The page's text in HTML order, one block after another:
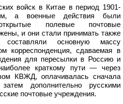
войск в Китае в период 1901-
а военные действия были
полевые почтовые
и они стали принимать также
основную массу
корреспонденция, сдаваемая в
для пересылки в Россию и
краткому пути — через
КВЖД, оплачивалась сначала
дополнительно русскими
почтовые учреждения.